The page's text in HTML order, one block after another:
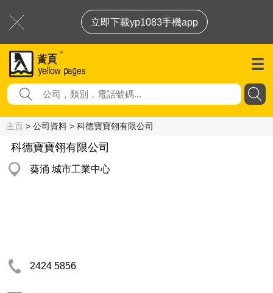
立即下載yp1083手機app
主頁 > 公司資料 > 科德寶寶翎有限公司
科德寶寶翎有限公司
葵涌 城市工業中心
2424 5856